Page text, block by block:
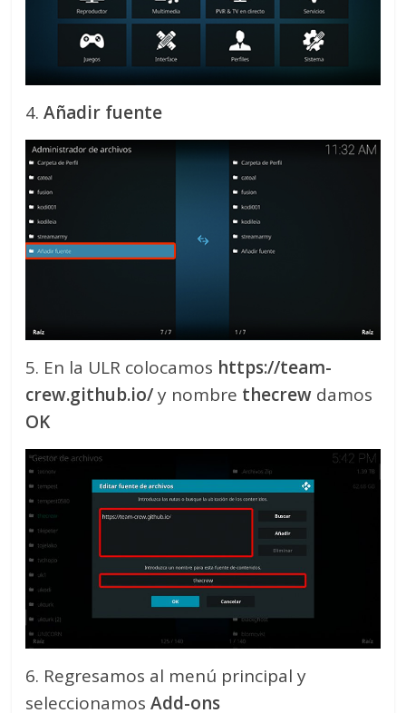
4.Añadir fuente
5. En la ULR colocamos https://team-
crew.github.io/y nombre thecrew damos
OK
6. Regresamos al menú principal y
seleccionamosAdd-ons